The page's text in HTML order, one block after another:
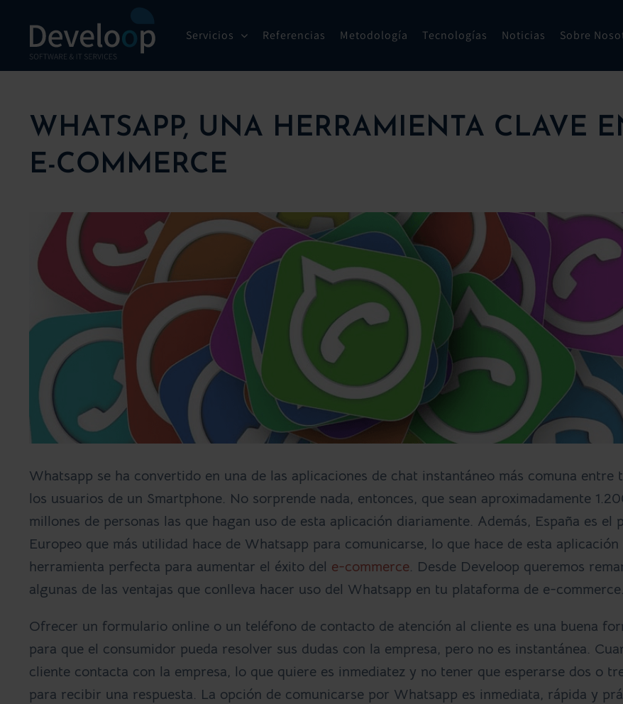
contenido
Servicios Referencias Metodología Tecnologías Noticias Sobre
WHATSAPP, UNA HERRAMIENTA CLAVE
E-COMMERCE
imagen
más
grande
Whatsapp se ha convertido en una de las aplicaciones de chat instantáneo más comuna entre
los usuarios de un Smartphone. No sorprende nada, entonces, que sean aproximadamente
millones de personas las que hagan uso de esta aplicación diariamente. Además, España es el
Europeo que más utilidad hace de Whatsapp para comunicarse, lo que hace de esta aplicación
herramienta perfecta para aumentar el éxito del e-commerce. Desde Develoop queremos
algunas de las ventajas que conlleva hacer uso del Whatsapp en tu plataforma de e-commerce.
Ofrecer un formulario online o un teléfono de contacto de atención al cliente es una buena
para que el consumidor pueda resolver sus dudas con la empresa, pero no es instantánea.
cliente contacta con la empresa, lo que quiere es inmediatez y no tener que esperarse dos o
para recibir una respuesta. La opción de comunicarse por Whatsapp es inmediata, rápida y